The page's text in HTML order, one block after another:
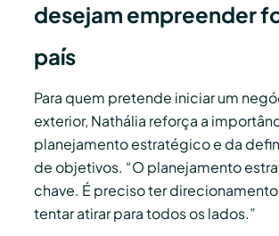
desejam empreender
país
Para quem pretende iniciar um
exterior, Nathália reforça a
planejamento estratégico e da
de objetivos. “O planejamento
chave. É preciso ter
tentar atirar para todos os lados.”